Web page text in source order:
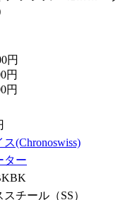
円
円
円
(Chronoswiss)
ター
チール（SS）